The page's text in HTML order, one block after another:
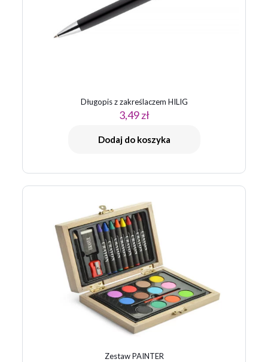
gwiazdek
gwiazdek
mail*
Długopis z zakreślaczem HILIG
3,49zł
Dodaj do koszyka
Zestaw PAINTER